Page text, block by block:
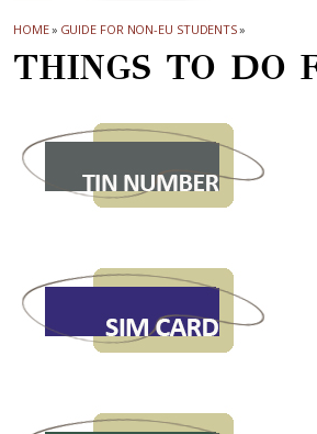
HOME» GUIDE FOR NON-EU STUDENTS»
THINGS TO DO